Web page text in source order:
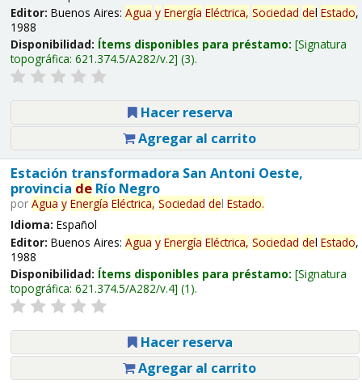
Editor: Buenos Aires: Agua y Energía Eléctrica, Sociedad del Estado,
1988
Disponibilidad: Ítems disponibles para préstamo: Signatura
topográfica: 621.374.5/A282/v.2 (3).
Hacer reserva
Agregar al carrito
Estación transformadora San Antoni Oeste,
provincia deRío Negro
por Agua y Energía Eléctrica, Sociedad del Estado.
Idioma: Español
Editor: Buenos Aires: Agua y Energía Eléctrica, Sociedad del Estado,
1988
Disponibilidad: Ítems disponibles para préstamo: Signatura
topográfica: 621.374.5/A282/v.4 (1).
Hacer reserva
Agregar al carrito